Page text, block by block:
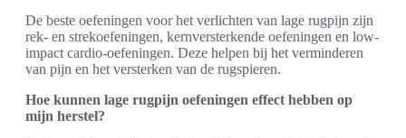
De beste oefeningen voor het verlichten van lage rugpijn zijn
rek- en strekoefeningen, kernversterkende oefeningen en low-
impact cardio-oefeningen. Deze helpen bij het verminderen
van pijn en het versterken van de rugspieren.
Hoe kunnen lage rugpijn oefeningen effect hebben op
mijn herstel?